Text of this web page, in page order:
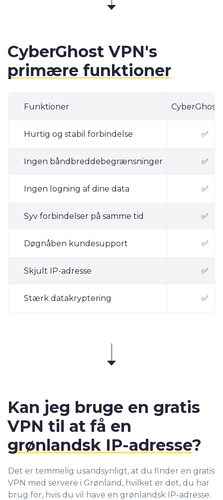
CyberGhost VPN's
primære funktioner
Funktioner CyberGhost
Hurtig og stabil forbindelse ✅
Ingen båndbreddebegrænsninger ✅
Ingen logning af dine data ✅
Syv forbindelser på samme tid ✅
Døgnåben kundesupport ✅
Skjult IP-adresse ✅
Stærk datakryptering ✅
Kan jeg bruge en gratis
VPN til at få en
grønlandsk IP-adresse?
Det er temmelig usandsynligt, at du finder en gratis
VPN med servere i Grønland, hvilket er det, du har
brug for, hvis du vil have en grønlandsk IP-adresse.